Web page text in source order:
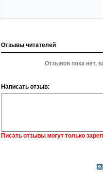
Отзывы читателей
Отзывов пока нет,
Написать отзыв:
Писать отзывы могут только